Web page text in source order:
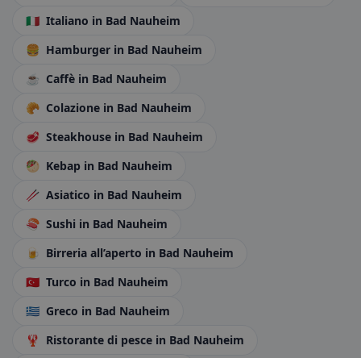
🇮🇹 Italiano in Bad Nauheim
🍔 Hamburger in Bad Nauheim
☕ Caffè in Bad Nauheim
🥐 Colazione in Bad Nauheim
🥩 Steakhouse in Bad Nauheim
🥙 Kebap in Bad Nauheim
🥢 Asiatico in Bad Nauheim
🍣 Sushi in Bad Nauheim
🍺 Birreria all’aperto in Bad Nauheim
🇹🇷 Turco in Bad Nauheim
🇬🇷 Greco in Bad Nauheim
🦞 Ristorante di pesce in Bad Nauheim